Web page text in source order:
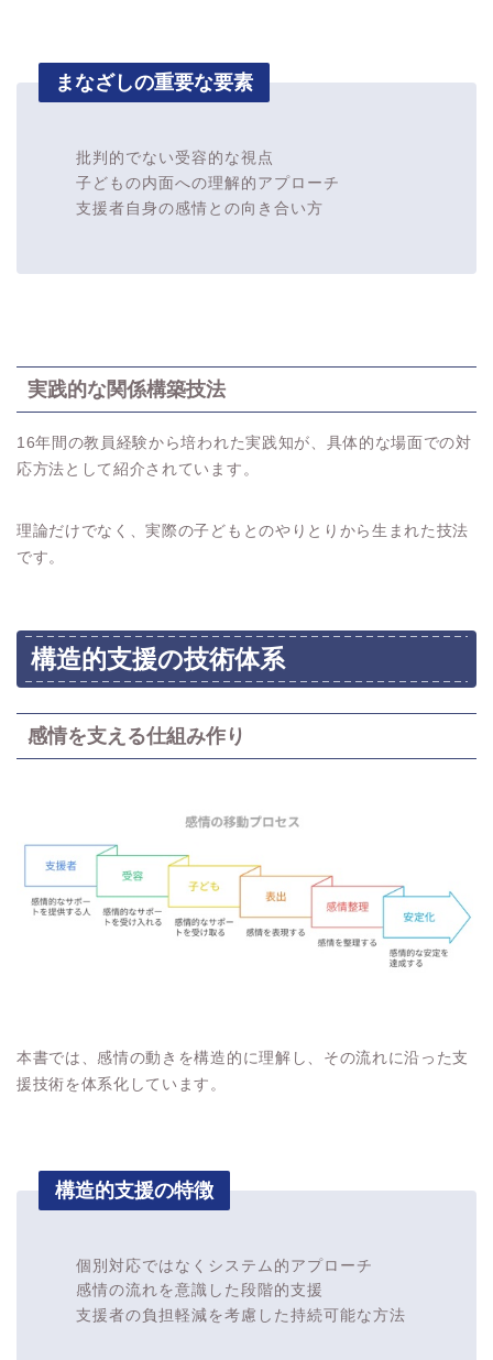
まなざしの重要な要素
批判的でない受容的な視点
子どもの内面への理解的アプローチ
支援者自身の感情との向き合い方
実践的な関係構築技法
16年間の教員経験から培われた実践知が、具体的な場面での対
応方法として紹介されています。
理論だけでなく、実際の子どもとのやりとりから生まれた技法
です。
構造的支援の技術体系
感情を支える仕組み作り
本書では、感情の動きを構造的に理解し、その流れに沿った支
援技術を体系化しています。
構造的支援の特徴
個別対応ではなくシステム的アプローチ
感情の流れを意識した段階的支援
支援者の負担軽減を考慮した持続可能な方法